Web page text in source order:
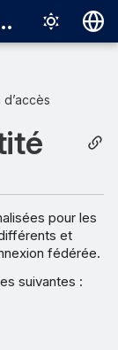
Partner
English
Español
Français
Italiano
日本語
한국어
Português
pour les
et
fédérée.
suivantes :